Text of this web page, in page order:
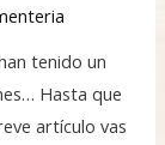
tenido un
Hasta que
artículo vas